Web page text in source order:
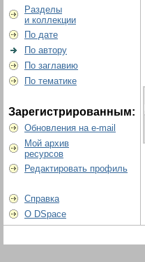
Разделы
и коллекции
По дате
По автору
По заглавию
По тематике
Зарегистрированным:
Обновления на e-mail
Мой архив
ресурсов
Редактировать профиль
Справка
О DSpace